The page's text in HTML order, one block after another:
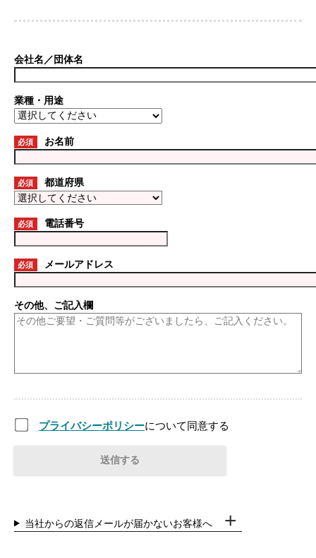
会社名／団体名
業種・用途
必須 お名前
必須 都道府県
必須 電話番号
必須 メールアドレス
その他、ご記入欄
プライバシーポリシーについて同意する
当社からの返信メールが届かないお客様へ